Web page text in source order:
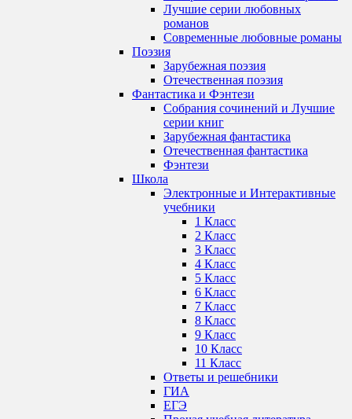
Лучшие серии любовных
романов
Современные любовные романы
Поэзия
Зарубежная поэзия
Отечественная поэзия
Фантастика и Фэнтези
Собрания сочинений и Лучшие
серии книг
Зарубежная фантастика
Отечественная фантастика
Фэнтези
Школа
Электронные и Интерактивные
учебники
1 Класс
2 Класс
3 Класс
4 Класс
5 Класс
6 Класс
7 Класс
8 Класс
9 Класс
10 Класс
11 Класс
Ответы и решебники
ГИА
ЕГЭ